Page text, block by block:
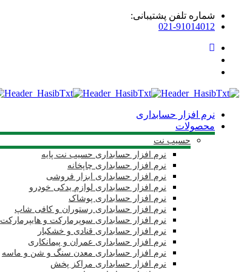
شماره تلفن پشتیبانی:
021-91014012
نرم افزار حسابداری
محصولات
حسیب نت
نرم افزار حسابداری حسیب نت پایه
نرم افزار حسابداری چاپخانه
نرم افزار حسابداری ابزار فروشی
نرم افزار حسابداری لوازم یدکی خودرو
نرم افزار حسابداری پوشاک
نرم افزار حسابداری رستوران و کافی شاپ
نرم افزار حسابداری سوپرمارکت و هایپرمارکت
نرم افزار حسابداری قنادی و خشکبار
نرم افزار حسابداری عمران و پیمانکاری
نرم افزار حسابداری معدن سنگ و شن و ماسه
نرم افزار حسابداری مراکز پخش